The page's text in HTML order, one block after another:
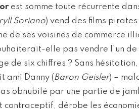
est somme toute récurrente
Soriano) vend des films
de ses voisines de commerce
elle pas vendre l’un de
de six chiffres ? Sans
ami Danny (Baron Geisler) –
obnubilé par une partie de
contraceptif, dérobe les